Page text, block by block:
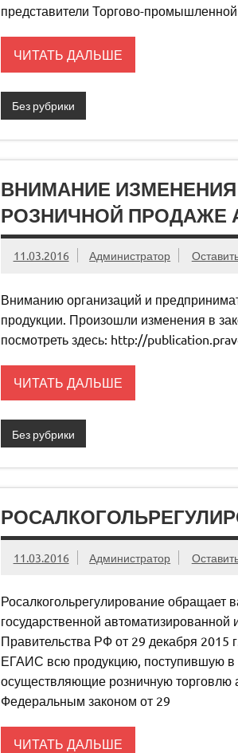
представители Торгово-
ЧИТАТЬ ДАЛЬШЕ
Без рубрики
ВНИМАНИЕ
РОЗНИЧНОЙ ПРОДАЖЕ
11.03.2016 Администратор
Вниманию организаций и
продукции. Произошли изменения в
посмотреть здесь: http://
ЧИТАТЬ ДАЛЬШЕ
Без рубрики
11.03.2016 Администратор
Росалкогольрегулирование
государственной
Правительства РФ от 29 декабря 2015
ЕГАИС всю продукцию, поступившую в
осуществляющие розничную торговлю
Федеральным законом от 29
ЧИТАТЬ ДАЛЬШЕ